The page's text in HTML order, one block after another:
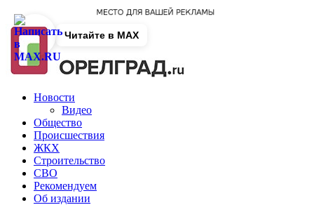
Новости
Видео
Общество
Происшествия
ЖКХ
Строительство
СВО
Рекомендуем
Об издании
Читайте в MAX